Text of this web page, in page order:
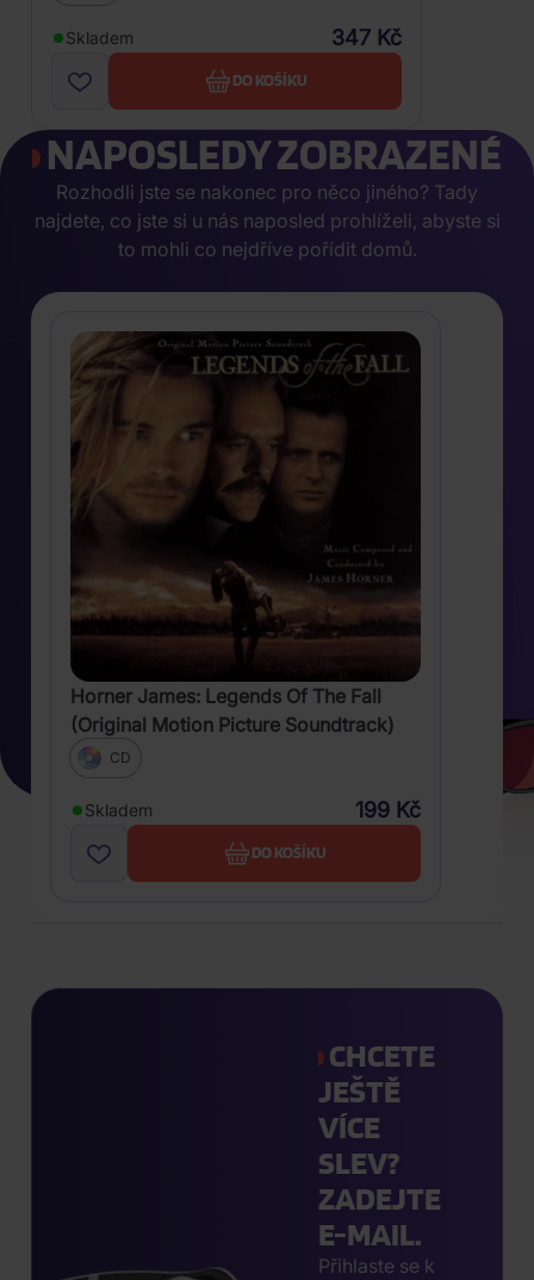
Skladem 347 Kč
DO KOŠÍKU
NAPOSLEDY ZOBRAZENÉ
Rozhodli jste se nakonec pro něco jiného? Tady
najdete, co jste si u nás naposled prohlíželi, abyste si
to mohli co nejdříve pořídit domů.
Horner James: Legends Of The Fall
(Original Motion Picture Soundtrack)
CD
Skladem 199 Kč
DO KOŠÍKU
CHCETE
JEŠTĚ
VÍCE
SLEV?
ZADEJTE
E-MAIL.
Přihlaste se k